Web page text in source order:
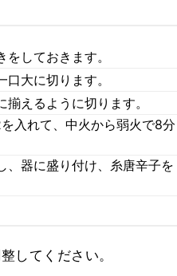
しておきます。
大に切ります。
えるように切ります。
入れて、中火から弱火で8分
、器に盛り付け、糸唐辛子を
してください。